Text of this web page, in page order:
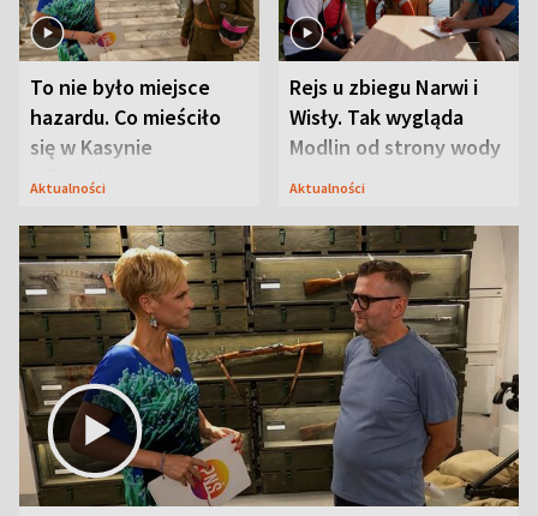
To nie było miejsce
hazardu. Co mieściło
się w Kasynie
Oficerskim?
Aktualności
Rejs u zbiegu Narwi i
Wisły. Tak wygląda
Modlin od strony wody
Aktualności